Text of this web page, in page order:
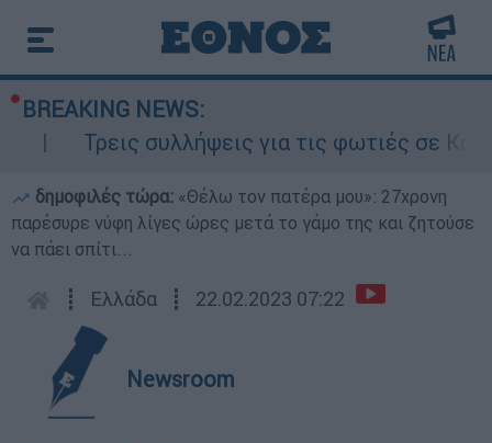
BREAKING NEWS:
Τρεις συλλήψεις για τις φωτιές σε
δημοφιλές τώρα: «Θέλω τον πατέρα μου»: 27χρονη
παρέσυρε νύφη λίγες ώρες μετά το γάμο της και ζητούσε
να πάει σπίτι...
┋ Ελλάδα ┋ 22.02.2023 07:22
Newsroom